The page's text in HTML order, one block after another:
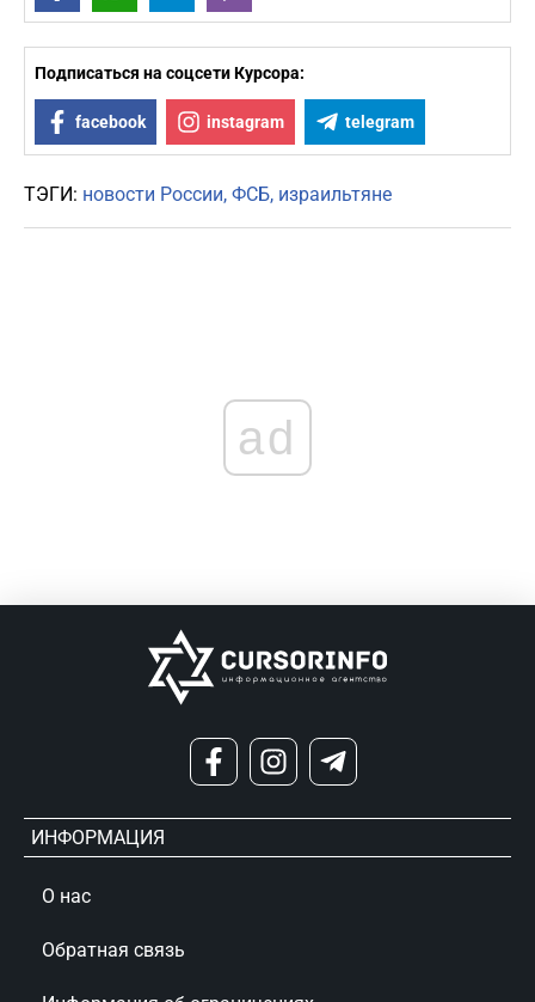
Подписаться на соцсети Курсора:
facebook instagram telegram
ТЭГИ: новости России ФСБ израильтяне
ad
ИНФОРМАЦИЯ
О нас
Обратная связь